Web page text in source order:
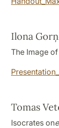
Ilona
The Image
Tomas
Isocrates on